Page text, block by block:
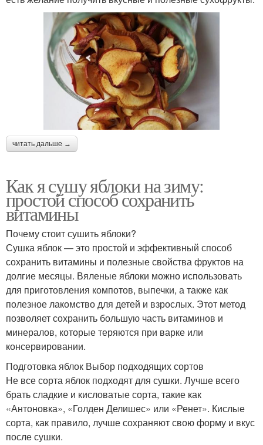
читать дальше →
Как я сушу яблоки на зиму:
простой способ сохранить
витамины
Почему стоит сушить яблоки?
Сушка яблок — это простой и эффективный способ
сохранить витамины и полезные свойства фруктов на
долгие месяцы. Вяленые яблоки можно использовать
для приготовления компотов, выпечки, а также как
полезное лакомство для детей и взрослых. Этот метод
позволяет сохранить большую часть витаминов и
минералов, которые теряются при варке или
консервировании.
Подготовка яблок Выбор подходящих сортов
Не все сорта яблок подходят для сушки. Лучше всего
брать сладкие и кисловатые сорта, такие как
«Антоновка», «Голден Делишес» или «Ренет». Кислые
сорта, как правило, лучше сохраняют свою форму и вкус
после сушки.